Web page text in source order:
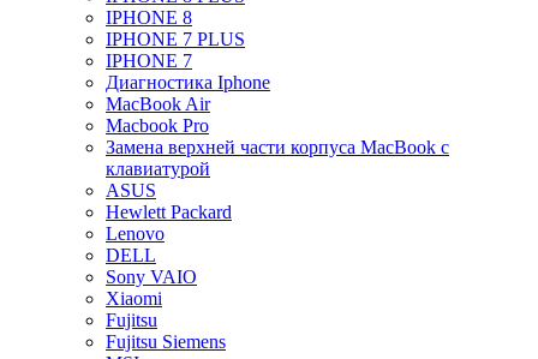
IPHONE 8
IPHONE 7 PLUS
IPHONE 7
Диагностика Iphone
MacBook Air
Macbook Pro
Замена верхней части корпуса MacBook с
клавиатурой
ASUS
Hewlett Packard
Lenovo
DELL
Sony VAIO
Xiaomi
Fujitsu
Fujitsu Siemens